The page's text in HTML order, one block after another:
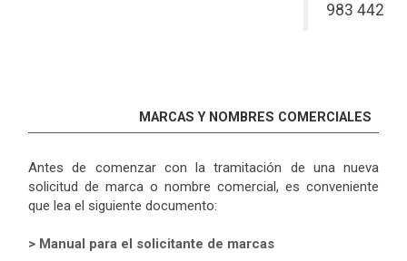
983 442
MARCAS Y NOMBRES COMERCIALES
Antes de comenzar con la tramitación de una nueva
solicitud de marca o nombre comercial, es conveniente
que lea el siguiente documento:
> Manual para el solicitante de marcas